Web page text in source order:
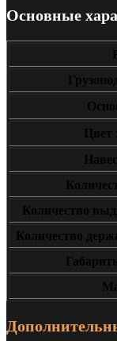
Основные
Цвет
Количество
Количество